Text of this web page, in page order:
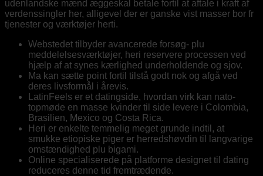
udenlandske mænd æggeskal betale fortil at aftale i kraft af
verdenssingler her, alligevel der er ganske vist masser bor fr
tjenester og værktøjer herti.
Webstedet tilbyder avancerede forsøg- plu
meddelelsesværktøjer, heri reservere processen ved
hjælp af at synes kærlighed underholdende og sjov.
Ma kan sætte point fortil tilstå godt nok og afgå ved
deres livsformål i årevis.
LatinFeels er et datingside, hvordan virk kan nato-
topmøde en masse kvinder til side levere i Colombia,
Brasilien, Mexico og Costa Rica.
Heri er enkelte temmelig meget grunde indtil, at
smukke etiopiske piger er herredshøvdin til langvarige
omstændighed plu bigami.
Online specialiserede på platforme designet til dating
reduceres denne tid fremtrædende.